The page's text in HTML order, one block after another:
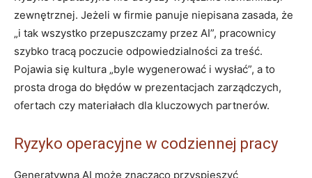
zewnętrznej. Jeżeli w firmie panuje niepisana zasada, że
„i tak wszystko przepuszczamy przez AI”, pracownicy
szybko tracą poczucie odpowiedzialności za treść.
Pojawia się kultura „byle wygenerować i wysłać”, a to
prosta droga do błędów w prezentacjach zarządczych,
ofertach czy materiałach dla kluczowych partnerów.
Ryzyko operacyjne w codziennej pracy
Generatywna AI może znacząco przyspieszyć